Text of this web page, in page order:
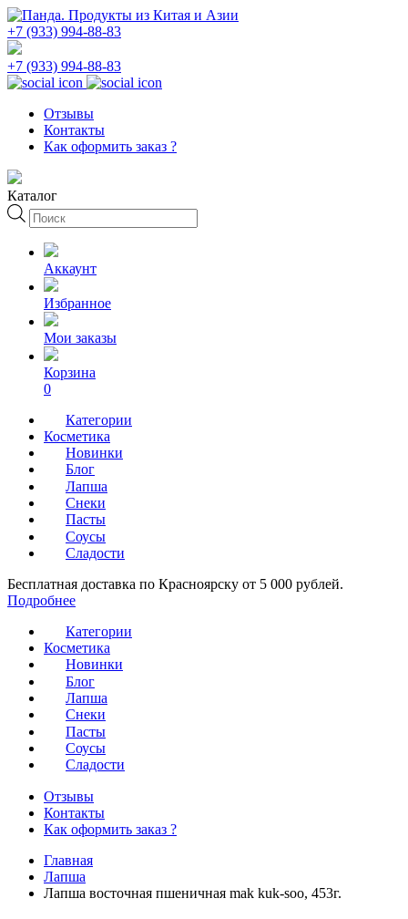
+7 (933) 994-88-83
+7 (933) 994-88-83
Отзывы
Контакты
Как оформить заказ ?
Каталог
Поиск
товаров
Аккаунт
Избранное
Мои заказы
Корзина
0
Категории
Косметика
Новинки
Блог
Лапша
Снеки
Пасты
Соусы
Сладости
Бесплатная доставка по Красноярску от 5 000 рублей.
Подробнее
Категории
Косметика
Новинки
Блог
Лапша
Снеки
Пасты
Соусы
Сладости
Отзывы
Контакты
Как оформить заказ ?
Главная
Лапша
Лапша восточная пшеничная mak kuk-soo, 453г.